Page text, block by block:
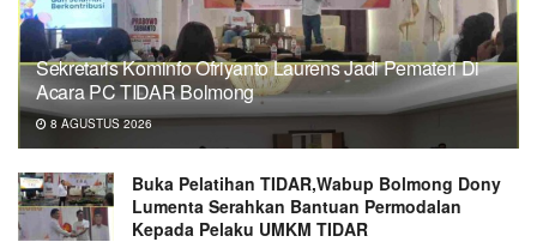
Sekretaris Kominfo Ofriyanto Laurens Jadi Pemateri Di
Acara PC TIDAR Bolmong
8 AGUSTUS 2026
Buka Pelatihan TIDAR,Wabup Bolmong Dony
Lumenta Serahkan Bantuan Permodalan
Kepada Pelaku UMKM TIDAR